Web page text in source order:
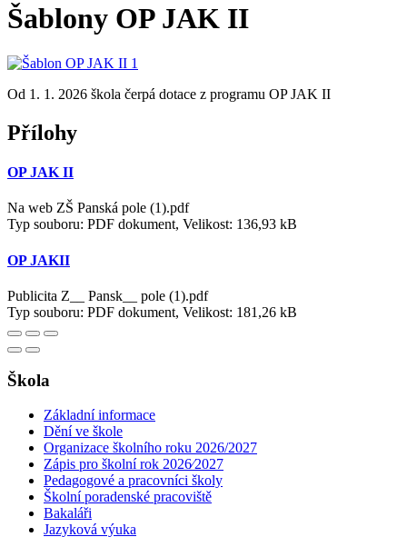
Šablony OP JAK II
Od 1. 1. 2026 škola čerpá dotace z programu OP JAK II
Přílohy
OP JAK II
Na web ZŠ Panská pole (1).pdf
Typ souboru: PDF dokument, Velikost: 136,93 kB
OP JAKII
Publicita Z__ Pansk__ pole (1).pdf
Typ souboru: PDF dokument, Velikost: 181,26 kB
Škola
Základní informace
Dění ve škole
Organizace školního roku 2026/2027
Zápis pro školní rok 2026⁄2027
Pedagogové a pracovníci školy
Školní poradenské pracoviště
Bakaláři
Jazyková výuka